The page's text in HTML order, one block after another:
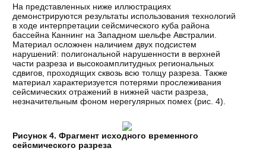
На представленных ниже иллюстрациях
демонстрируются результаты использования технологий
в ходе интерпретации сейсмического куба района
бассейна Каннинг на Западном шельфе Австралии.
Материал осложнен наличием двух подсистем
нарушений: полигональной нарушенности в верхней
части разреза и высокоамплитудных региональных
сдвигов, проходящих сквозь всю толщу разреза. Также
материал характеризуется потерями прослеживания
сейсмических отражений в нижней части разреза,
незначительным фоном нерегулярных помех (рис. 4).
Рисунок 4. Фрагмент исходного временного
сейсмического разреза